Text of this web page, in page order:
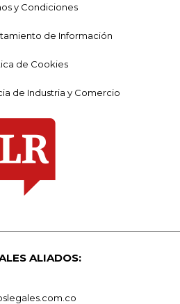
y Condiciones
de Información
de Cookies
de Industria y Comercio
ALIADOS: